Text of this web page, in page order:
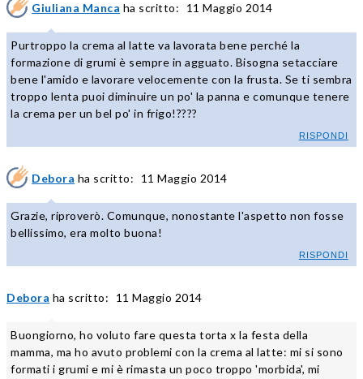
Giuliana Manca ha scritto: 11 Maggio 2014
Purtroppo la crema al latte va lavorata bene perché la
formazione di grumi è sempre in agguato. Bisogna setacciare
bene l'amido e lavorare velocemente con la frusta. Se ti sembra
troppo lenta puoi diminuire un po' la panna e comunque tenere
la crema per un bel po' in frigo!????
RISPONDI
Debora ha scritto: 11 Maggio 2014
Grazie, riproverò. Comunque, nonostante l'aspetto non fosse
bellissimo, era molto buona!
RISPONDI
Debora ha scritto: 11 Maggio 2014
Buongiorno, ho voluto fare questa torta x la festa della
mamma, ma ho avuto problemi con la crema al latte: mi si sono
formati i grumi e mi è rimasta un poco troppo 'morbida', mi